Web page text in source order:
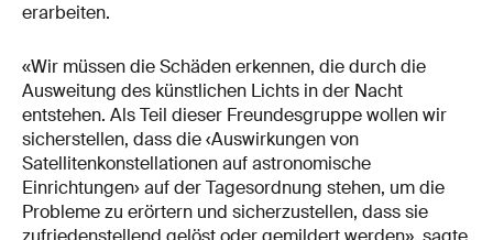
erarbeiten.
«Wir müssen die Schäden erkennen, die durch die
Ausweitung des künstlichen Lichts in der Nacht
entstehen. Als Teil dieser Freundesgruppe wollen wir
sicherstellen, dass die ‹Auswirkungen von
Satellitenkonstellationen auf astronomische
Einrichtungen› auf der Tagesordnung stehen, um die
Probleme zu erörtern und sicherzustellen, dass sie